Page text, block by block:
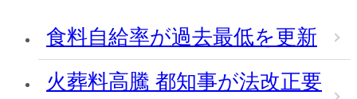
食料自給率が過去最低を更新
火葬料高騰 都知事が法改正要